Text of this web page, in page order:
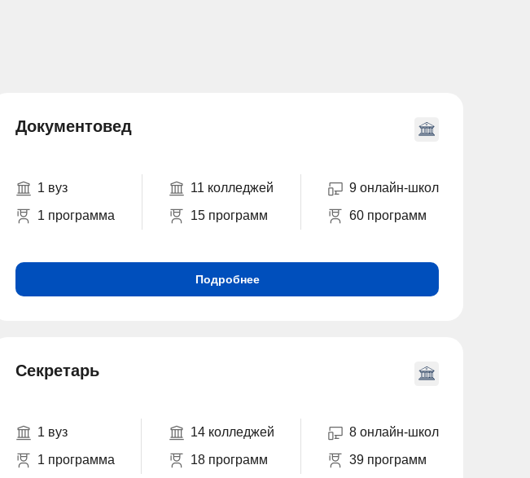
Документовед
1 вуз
1 программа
11 колледжей
15 программ
9 онлайн-школ
60 программ
Подробнее
Секретарь
1 вуз
1 программа
14 колледжей
18 программ
8 онлайн-школ
39 программ